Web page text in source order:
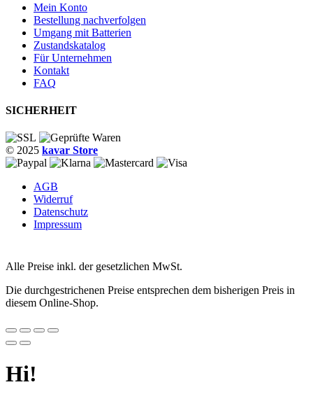
Mein Konto
Bestellung nachverfolgen
Umgang mit Batterien
Zustandskatalog
Für Unternehmen
Kontakt
FAQ
SICHERHEIT
© 2025 kavar Store
AGB
Widerruf
Datenschutz
Impressum
Alle Preise inkl. der gesetzlichen MwSt.
Die durchgestrichenen Preise entsprechen dem bisherigen Preis in
diesem Online-Shop.
Hi!